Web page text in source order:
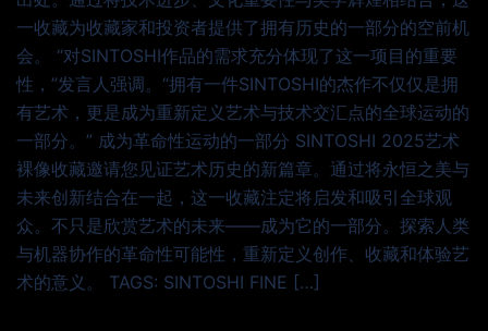
一收藏为收藏家和投资者提供了拥有历史的一部分的空前机
会。 “对SINTOSHI作品的需求充分体现了这一项目的重要
性，”发言人强调。“拥有一件SINTOSHI的杰作不仅仅是拥
有艺术，更是成为重新定义艺术与技术交汇点的全球运动的
一部分。” 成为革命性运动的一部分 SINTOSHI 2025艺术
裸像收藏邀请您见证艺术历史的新篇章。通过将永恒之美与
未来创新结合在一起，这一收藏注定将启发和吸引全球观
众。不只是欣赏艺术的未来——成为它的一部分。探索人类
与机器协作的革命性可能性，重新定义创作、收藏和体验艺
术的意义。 TAGS: SINTOSHI FINE […]